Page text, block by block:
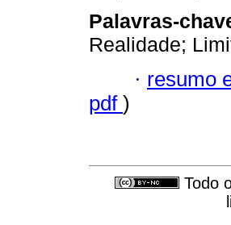
Palavras-
Realidade;
· resumo
pdf )
Todo